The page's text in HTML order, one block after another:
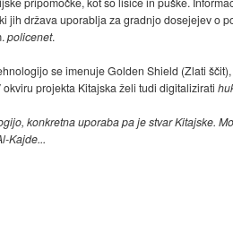
jih država uporablja za gradnjo dosejejev o
policenet.
se imenuje Golden Shield (Zlati
projekta Kitajska želi tudi digitalizirati
konkretna uporaba pa je stvar Kitajske.
Kajde...